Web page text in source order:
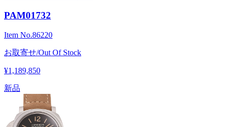
PAM01732
Item No.86220
お取寄せ/Out Of Stock
¥1,189,850
新品